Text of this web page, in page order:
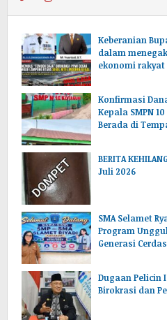
Keberanian
dalam
ekonomi
Konfirmasi
Kepala SMPN
Berada di
BERITA
Juli 2026
SMA Selamet
Program
Generasi
Dugaan Pelicin
Birokrasi dan